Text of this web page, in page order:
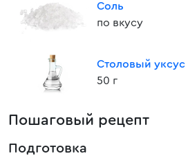
Соль
по вкусу
Столовый уксус
50 г
Пошаговый рецепт
Подготовка